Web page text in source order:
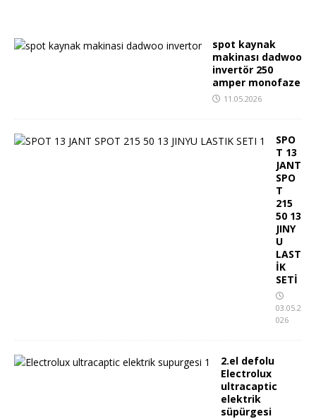
spot kaynak
makinası dadwoo
invertör 250
amper monofaze
11.05.2026
SPO
T 13
JANT
SPO
T
215
50 13
JINY
U
LAST
İK
SETİ
03.05.2
026
2.el defolu
Electrolux
ultracaptic
elektrik
süpürgesi